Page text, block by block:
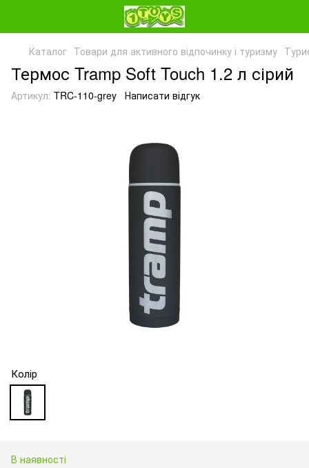
Каталог Товари для активного відпочинку і туризму
Термос Tramp Soft Touch 1.2 л сірий
Артикул: TRC-110-grey Написати відгук
Колір
В наявності